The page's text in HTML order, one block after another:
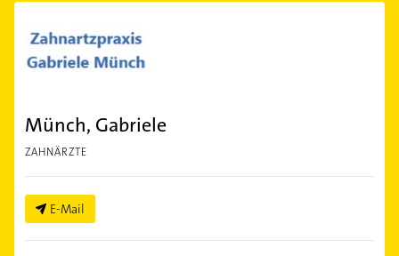
Münch, Gabriele
ZAHNÄRZTE
E-Mail